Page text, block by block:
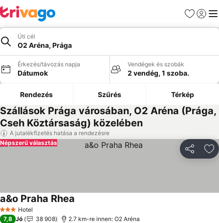
Kedvencek
Úti cél
O2 Aréna, Prága
Érkezés/távozás napja
Dátumok
Vendégek és szobák
2 vendég, 1 szoba.
Rendezés Szűrés Térkép
Szállások Prága városában, O2 Aréna (Prága,
Cseh Köztársaság) közelében
A jutalékfizetés hatása a rendezésre
Népszerű választás
3 Kategória
Hotel
a&o Praha Rhea
7,8 Jó 38 908 2.7 km-re innen: O2 Aréna